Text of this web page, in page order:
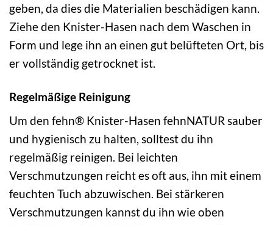
geben, da dies die Materialien beschädigen kann.
Ziehe den Knister-Hasen nach dem Waschen in
Form und lege ihn an einen gut belüfteten Ort, bis
er vollständig getrocknet ist.
Regelmäßige Reinigung
Um den fehn® Knister-Hasen fehnNATUR sauber
und hygienisch zu halten, solltest du ihn
regelmäßig reinigen. Bei leichten
Verschmutzungen reicht es oft aus, ihn mit einem
feuchten Tuch abzuwischen. Bei stärkeren
Verschmutzungen kannst du ihn wie oben